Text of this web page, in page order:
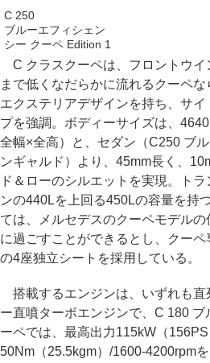
C 250
ブルーエフィシェン
シー クーペ Edition 1
C クラスクーペは、フロントウイ
まで低くなだらかに流れるクーペ
エクステリアデザインを持ち、サ
プを強調。ボディーサイズは、
全幅×全高）と、セダン（C250 ブ
ンギャルド）より、45mm長く、
ド＆ローのシルエットを実現。ト
ンの440Lを上回る450Lの容量を持
ては、メルセデスのクーペモデル
に過ごすことができるとし、クー
の4座独立シートを採用している。
搭載するエンジンは、いずれも直
ー直噴ターボエンジンで、C 180 ブ
ーペでは、最高出力115kW（
50Nm（25.5kgm）/1600-4200rpm